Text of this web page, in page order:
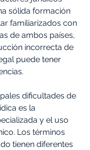
sólida formación
familiarizados con
de ambos países,
incorrecta de
puede tener
dificultades de
es la
y el uso
Los términos
tienen diferentes